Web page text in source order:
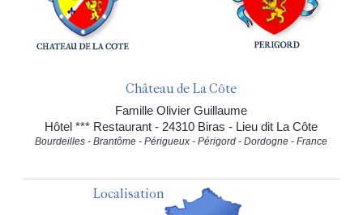
Château de La Côte
Famille Olivier Guillaume
Hôtel *** Restaurant - 24310 Biras - Lieu dit La Côte
Bourdeilles - Brantôme - Périgueux - Périgord - Dordogne - France
Localisation